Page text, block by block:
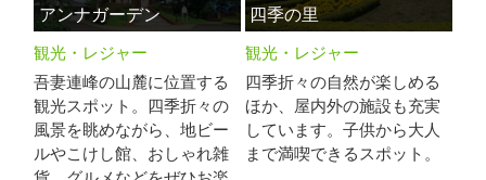
アンナガーデン
観光・レジャー
吾妻連峰の山麓に位置する
観光スポット。四季折々の
風景を眺めながら、地ビー
ルやこけし館、おしゃれ雑
四季の里
観光・レジャー
四季折々の自然が楽しめる
ほか、屋内外の施設も充実
しています。子供から大人
まで満喫できるスポット。